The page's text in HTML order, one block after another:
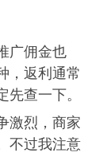
广佣金也
，返利通常
查一下。
激烈，商家
不过我注意